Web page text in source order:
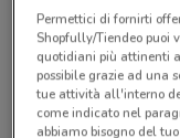
Permettici di fornirti
Shopfully/Tiendeo puoi
quotidiani più attinenti
possibile grazie ad una
tue attività all'interno
come indicato nel
abbiamo bisogno del